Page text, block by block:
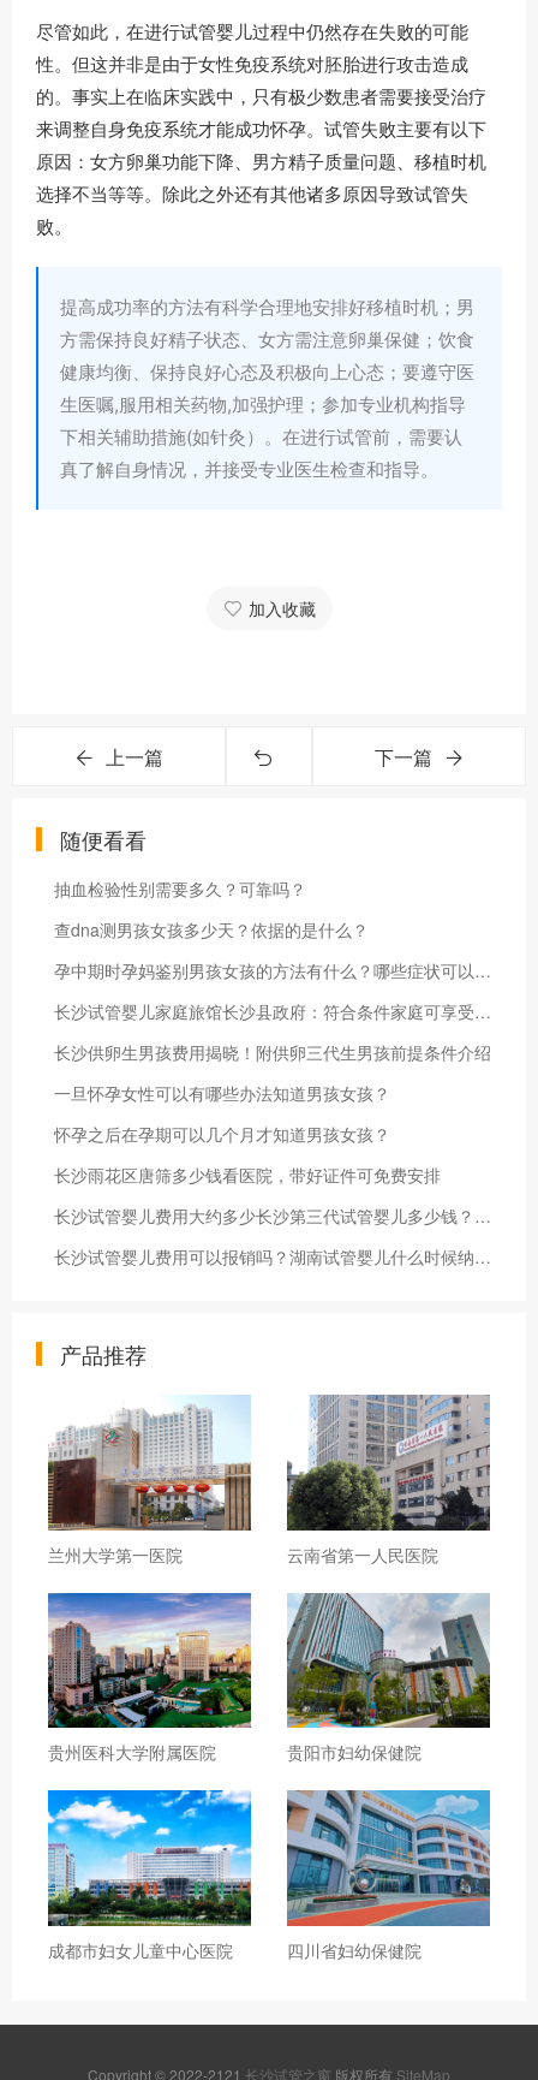
尽管如此，在进行试管婴儿过程中仍然存在失败的可能
性。但这并非是由于女性免疫系统对胚胎进行攻击造成
的。事实上在临床实践中，只有极少数患者需要接受治疗
来调整自身免疫系统才能成功怀孕。试管失败主要有以下
原因：女方卵巢功能下降、男方精子质量问题、移植时机
选择不当等等。除此之外还有其他诸多原因导致试管失
败。
提高成功率的方法有科学合理地安排好移植时机；男
方需保持良好精子状态、女方需注意卵巢保健；饮食
健康均衡、保持良好心态及积极向上心态；要遵守医
生医嘱,服用相关药物,加强护理；参加专业机构指导
下相关辅助措施(如针灸）。 在进行试管前，需要认
真了解自身情况，并接受专业医生检查和指导。
加入收藏
上一篇 下一篇
随便看看
抽血检验性别需要多久？可靠吗？
查dna测男孩女孩多少天？依据的是什么？
孕中期时孕妈鉴别男孩女孩的方法有什么？哪些症状可以判断男女？
长沙试管婴儿家庭旅馆长沙县政府：符合条件家庭可享受试管婴儿免费助孕
长沙供卵生男孩费用揭晓！附供卵三代生男孩前提条件介绍
一旦怀孕女性可以有哪些办法知道男孩女孩？
怀孕之后在孕期可以几个月才知道男孩女孩？
长沙雨花区唐筛多少钱看医院，带好证件可免费安排
长沙试管婴儿费用大约多少长沙第三代试管婴儿多少钱？掌握这些注意事项让你少花钱
长沙试管婴儿费用可以报销吗？湖南试管婴儿什么时候纳入医保？
产品推荐
兰州大学第一医院 云南省第一人民医院
贵州医科大学附属医院 贵阳市妇幼保健院
成都市妇女儿童中心医院 四川省妇幼保健院
Copyright © 2022-2121 长沙试管之窗 版权所有 SiteMap